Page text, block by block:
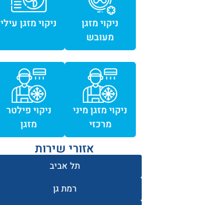
ניקוי מזגן
מעובש
ניקוי מזגן עילי
ניקוי מזגן מיני
מרכזי
ניקוי פילטר
מזגן
אזורי שירות
תל אביב
רמת גן